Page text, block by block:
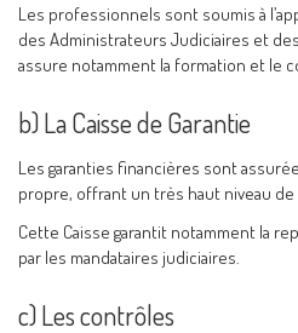
Les professionnels sont soumis à
des Administrateurs Judiciaires et
assure notamment la formation et le
b) La Caisse de Garantie
Les garanties financières sont
propre, offrant un très haut niveau
Cette Caisse garantit notamment la
par les mandataires judiciaires.
c) Les contrôles